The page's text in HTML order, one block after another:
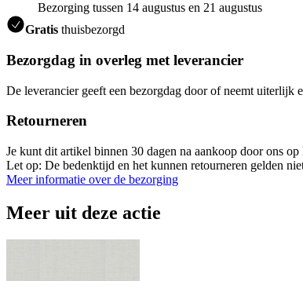
Bezorging tussen 14 augustus en 21 augustus
Gratis thuisbezorgd
Bezorgdag in overleg met leverancier
De leverancier geeft een bezorgdag door of neemt uiterlijk
Retourneren
Je kunt dit artikel binnen 30 dagen na aankoop door ons
Let op: De bedenktijd en het kunnen retourneren gelden
Meer informatie over de bezorging
Meer uit deze actie